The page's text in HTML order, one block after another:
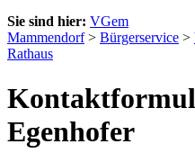
Sie sind hier: VGem
Mammendorf> Bürgerservice >
Rathaus
Egenhofer